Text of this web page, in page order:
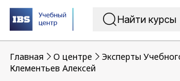
Главная O центре
Эксперты
Клементьев Алексей